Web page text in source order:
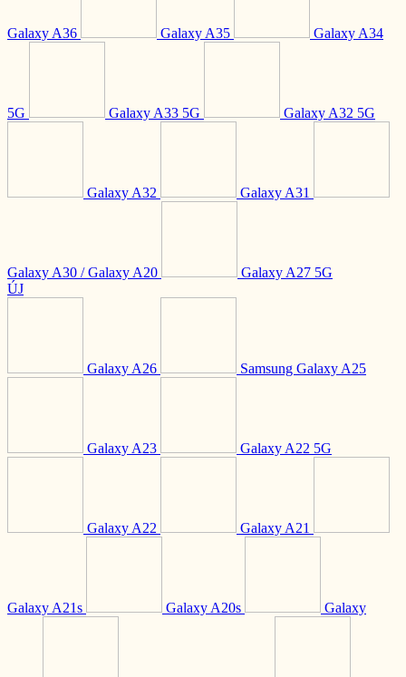
Galaxy A36 Galaxy A35 Galaxy A34
5G Galaxy A33 5G Galaxy A32 5G
Galaxy A32 Galaxy A31
Galaxy A30 / Galaxy A20
Galaxy A27 5G
ÚJ
Galaxy A26 Samsung Galaxy A25
Galaxy A23 Galaxy A22 5G
Galaxy A22 Galaxy A21
Galaxy A21s Galaxy A20s Galaxy